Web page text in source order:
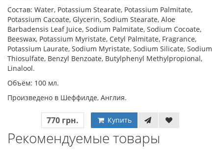
Состав: Water, Potassium Stearate, Potassium Palmitate,
Potassium Cacoate, Glycerin, Sodium Stearate, Aloe
Barbadensis Leaf Juice, Sodium Palmitate, Sodium Cocoate,
Beeswax, Potassium Myristate, Cetyl Palmitate, Fragrance,
Potassium Laurate, Sodium Myristate, Sodium Silicate, Sodium
Thiosulfate, Benzyl Benzoate, Butylphenyl Methylpropional,
Linalool.
Объём: 100 мл.
Произведено в Шеффилде, Англия.
770 грн. Купить
Рекомендуемые товары